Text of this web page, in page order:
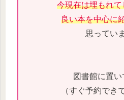
今現在は埋もれ
良い本を中心に
思ってい
図書館に置
（すぐ予約でき